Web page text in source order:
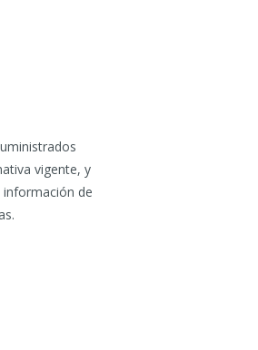
vigente, y
de